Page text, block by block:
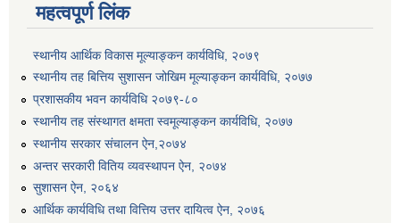
महत्वपूर्ण लिंक
स्थानीय आर्थिक विकास मूल्याङ्कन कार्यविधि, २०७९
स्थानीय तह बित्तिय सुशासन जोखिम मूल्याङ्कन कार्यविधि, २०७७
प्रशासकीय भवन कार्यविधि २०७९-८०
स्थानीय तह संस्थागत क्षमता स्वमूल्याङ्कन कार्यविधि, २०७७
स्थानीय सरकार संचालन ऐन,२०७४
अन्तर सरकारी वितिय व्यवस्थापन ऐन, २०७४
सुशासन ऐन, २०६४
आर्थिक कार्यविधि तथा वित्तिय उत्तर दायित्व ऐन, २०७६